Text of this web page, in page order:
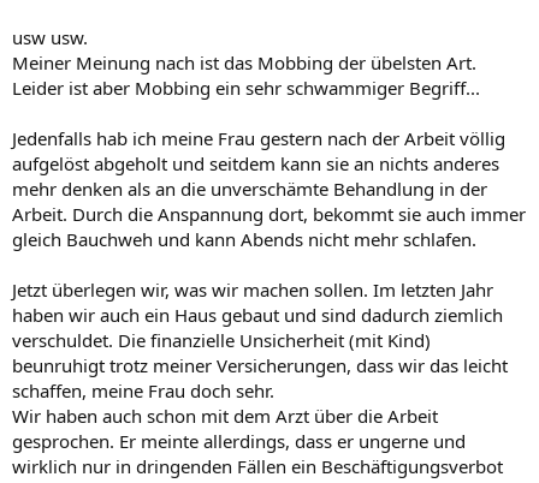
usw usw.
Meiner Meinung nach ist das Mobbing der übelsten Art.
Leider ist aber Mobbing ein sehr schwammiger Begriff...
Jedenfalls hab ich meine Frau gestern nach der Arbeit völlig
aufgelöst abgeholt und seitdem kann sie an nichts anderes
mehr denken als an die unverschämte Behandlung in der
Arbeit. Durch die Anspannung dort, bekommt sie auch immer
gleich Bauchweh und kann Abends nicht mehr schlafen.
Jetzt überlegen wir, was wir machen sollen. Im letzten Jahr
haben wir auch ein Haus gebaut und sind dadurch ziemlich
verschuldet. Die finanzielle Unsicherheit (mit Kind)
beunruhigt trotz meiner Versicherungen, dass wir das leicht
schaffen, meine Frau doch sehr.
Wir haben auch schon mit dem Arzt über die Arbeit
gesprochen. Er meinte allerdings, dass er ungerne und
wirklich nur in dringenden Fällen ein Beschäftigungsverbot